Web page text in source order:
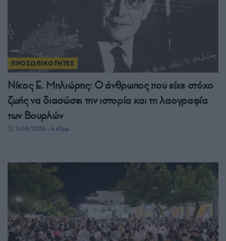
ΠΡΟΣΩΠΙΚΟΤΗΤΕΣ
Νίκος Ε. Μηλιώρης: Ο άνθρωπος που είχε στόχο
ζωής να διασώσει την ιστορία και τη λαογραφία
των Βουρλών
3/08/2026 - 4:40μμ